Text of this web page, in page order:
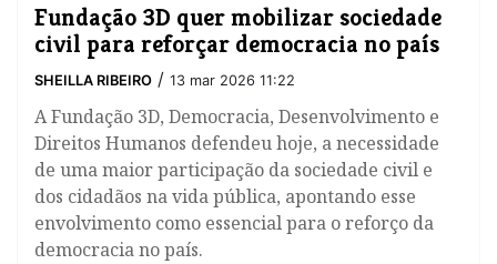
Fundação 3D quer mobilizar sociedade
civil para reforçar democracia no país
SHEILLA RIBEIRO / 13 mar 2026 11:22
A Fundação 3D, Democracia, Desenvolvimento e
Direitos Humanos defendeu hoje, a necessidade
de uma maior participação da sociedade civil e
dos cidadãos na vida pública, apontando esse
envolvimento como essencial para o reforço da
democracia no país.